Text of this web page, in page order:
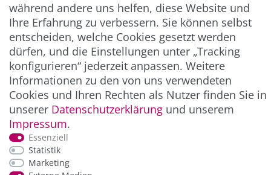
ZAHLUNG & VERSAND
*Alle Preise inkl. der gesetzl. MwSt. zzgl.
während andere uns helfen, diese Website und
Ihre Erfahrung zu verbessern. Sie können selbst
entscheiden, welche Cookies gesetzt werden
dürfen, und die Einstellungen unter „Tracking
konfigurieren“ jederzeit anpassen. Weitere
Informationen zu den von uns verwendeten
Cookies und Ihren Rechten als Nutzer finden Sie in
unserer Daten­schutz­erklärung und unserem
Impressum.
Essenziell
Statistik
Marketing